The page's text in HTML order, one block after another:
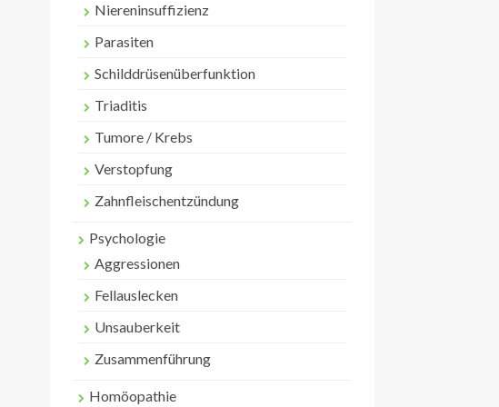
Niereninsuffizienz
Parasiten
Schilddrüsenüberfunktion
Triaditis
Tumore / Krebs
Verstopfung
Zahnfleischentzündung
Psychologie
Aggressionen
Fellauslecken
Unsauberkeit
Zusammenführung
Homöopathie